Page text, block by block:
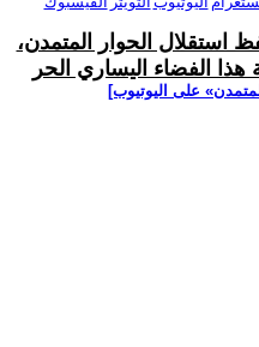
استقلال الحوار المتمدن،
الفضاء اليساري الحر
على اليوتيوب]